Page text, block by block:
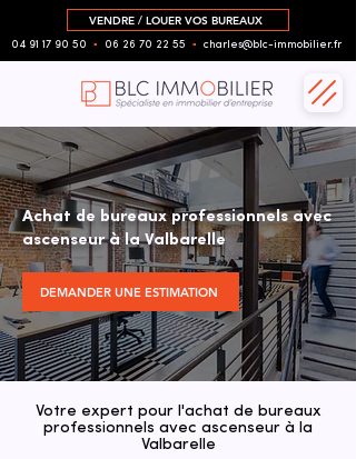
VENDRE / LOUER VOS BUREAUX
04 91 17 90 50 ▪︎ 06 26 70 22 55 ▪︎ charles@blc-immobilier.fr
Achat de bureaux professionnels avec
ascenseur à la Valbarelle
DEMANDER UNE ESTIMATION
Votre expert pour l'achat de bureaux
professionnels avec ascenseur à la
Valbarelle